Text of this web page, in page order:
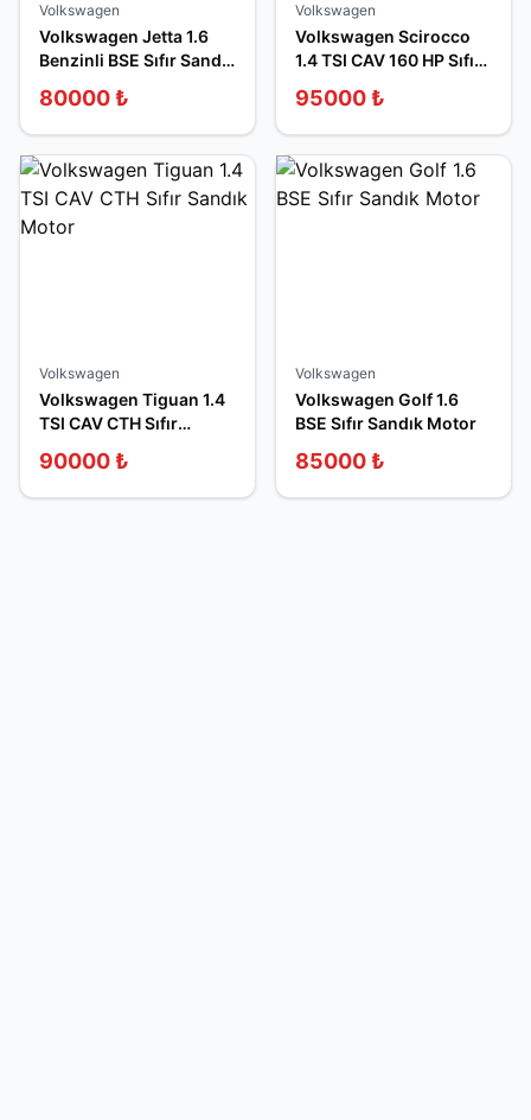
Volkswagen
Volkswagen Jetta 1.6
Benzinli BSE Sıfır Sandık
80000 ₺
Volkswagen
Volkswagen Scirocco
1.4 TSI CAV 160 HP Sıfır
95000 ₺
Volkswagen
Volkswagen Tiguan 1.4
TSI CAV CTH Sıfır
90000 ₺
Volkswagen
Volkswagen Golf 1.6
BSE Sıfır Sandık Motor
85000 ₺